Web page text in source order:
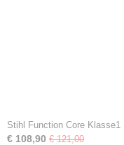
Stihl Function Core Klasse1
€ 108,90 € 121,00